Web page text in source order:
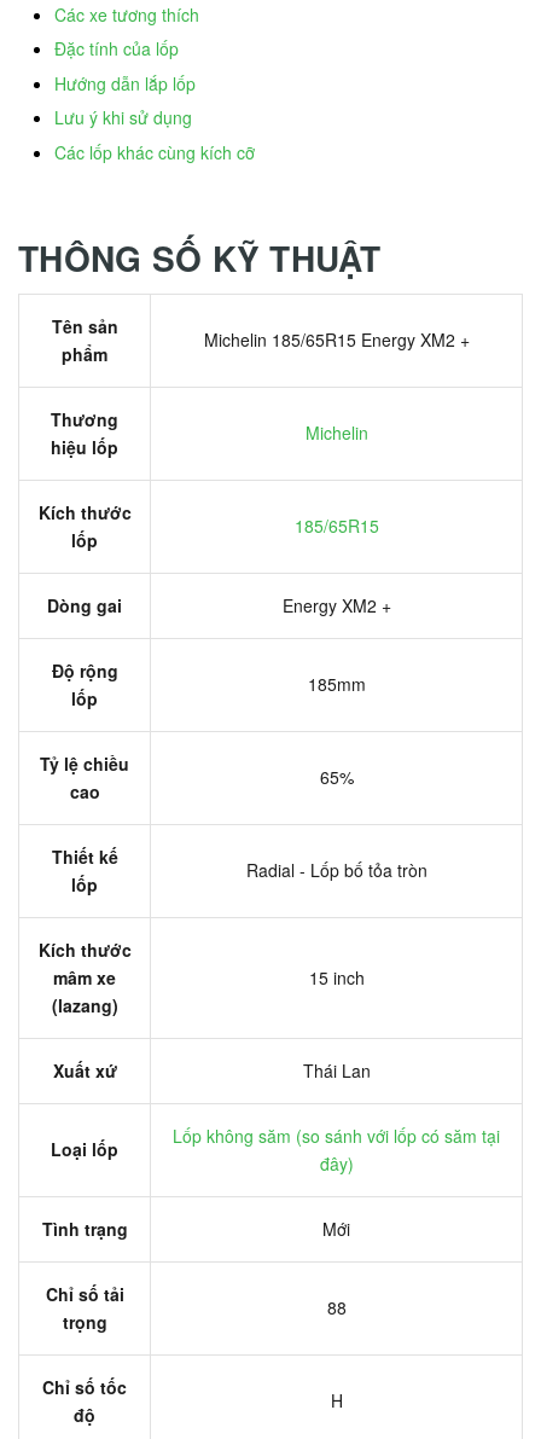
Các xe tương thích
Đặc tính của lốp
Hướng dẫn lắp lốp
Lưu ý khi sử dụng
Các lốp khác cùng kích cỡ
THÔNG SỐ KỸ THUẬT
Tên sản
phẩm
Michelin 185/65R15 Energy XM2 +
Thương
hiệu lốp
Michelin
Kích thước
lốp
185/65R15
Dòng gai Energy XM2 +
Độ rộng
lốp
185mm
Tỷ lệ chiều
cao
65%
Thiết kế
lốp
Radial - Lốp bố tỏa tròn
Kích thước
mâm xe
(lazang)
15 inch
Xuất xứ Thái Lan
Loại lốp
Lốp không săm (so sánh với lốp có săm tại
đây)
Tình trạng Mới
Chỉ số tải
trọng
88
Chỉ số tốc
độ
H